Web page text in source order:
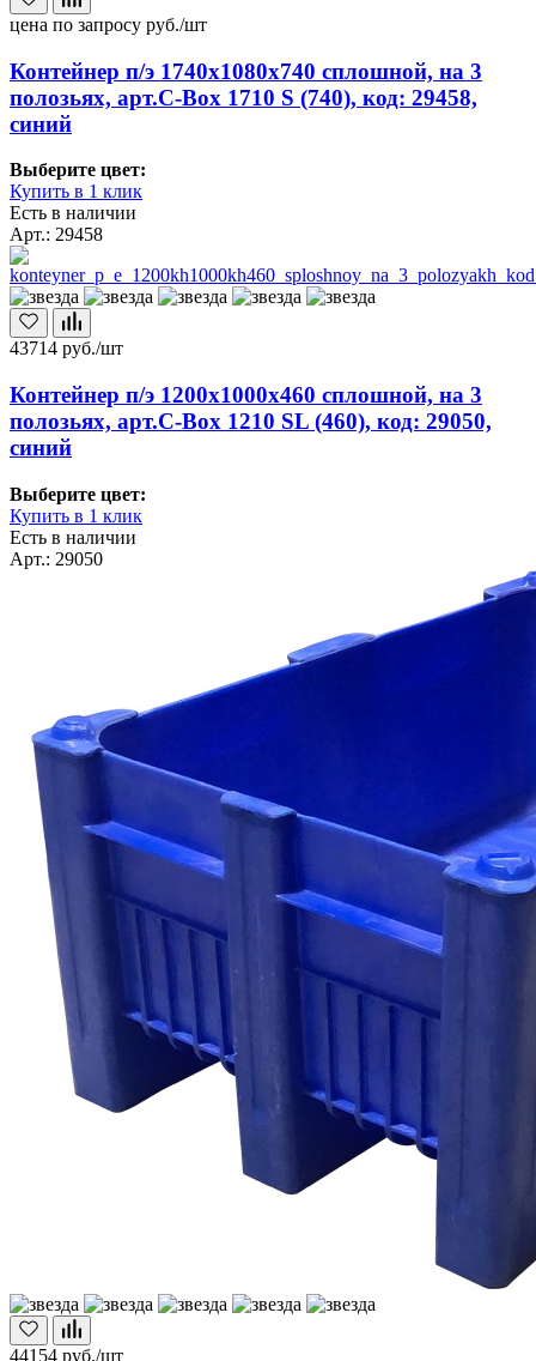
цена по запросу руб./шт
Контейнер п/э 1740х1080х740 сплошной, на 3
полозьях, арт.C-Box 1710 S (740), код: 29458,
синий
Выберите цвет:
Купить в 1 клик
Есть в наличии
Арт.: 29458
43714 руб./шт
Контейнер п/э 1200х1000х460 сплошной, на 3
полозьях, арт.C-Box 1210 SL (460), код: 29050,
синий
Выберите цвет:
Купить в 1 клик
Есть в наличии
Арт.: 29050
44154 руб./шт